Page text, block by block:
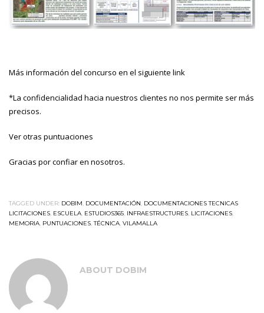
Más información del concurso en el siguiente link
*La confidencialidad hacia nuestros clientes no nos permite ser más
precisos.
Ver otras puntuaciones
Gracias por confiar en nosotros.
TAGGED UNDER: DOBIM, DOCUMENTACIÓN, DOCUMENTACIONES TECNICAS
LICITACIONES, ESCUELA, ESTUDIOS365, INFRAESTRUCTURES, LICITACIONES,
MEMORIA, PUNTUACIONES,TÉCNICA, VILAMALLA
ABOUT DOBIM